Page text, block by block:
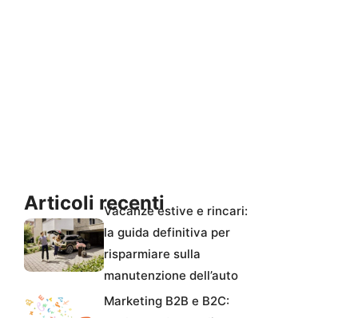
Articoli recentiVacanze estive e rincari:
la guida definitiva per
risparmiare sulla
manutenzione dell’auto
Marketing B2B e B2C: